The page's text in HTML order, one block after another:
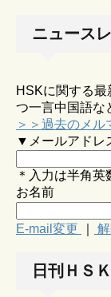
ニュース
HSKに関する
つ一言中国語な
＞＞過去のメル
▼メールアドレ
＊入力は半角英
お名前
E-mail変更
日刊ＨＳ